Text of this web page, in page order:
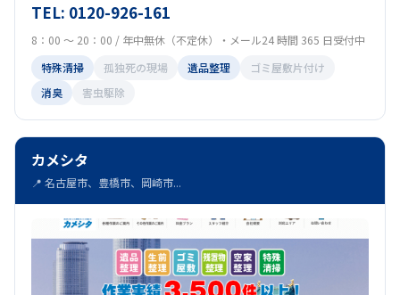
TEL: 0120-926-161
8：00 ～ 20：00 / 年中無休（不定休）・メール24 時間 365 日受付中
特殊清掃
孤独死の現場 遺品整理
ゴミ屋敷片付け
消臭
害虫駆除
カメシタ
📍 名古屋市、豊橋市、岡崎市...